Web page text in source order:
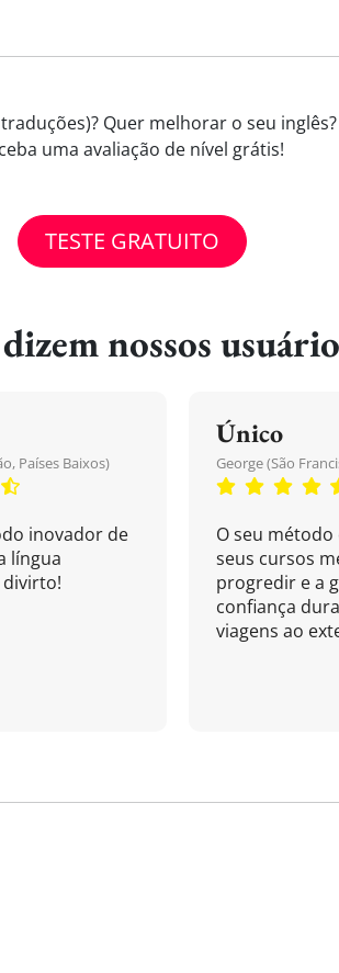
Quer melhorar o seu
uma avaliação de nível grátis!
TESTE GRATUITO
nossos
Países Baixos)
inovador de
língua
Único
George (São
O seu método
seus cursos
progredir e a
confiança
viagens ao